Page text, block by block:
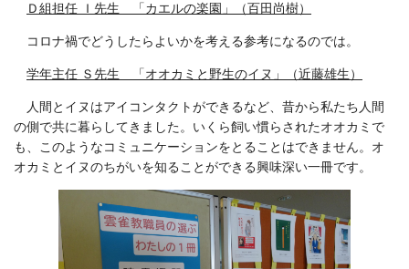
Ｄ組担任 Ｉ先生 「カエルの楽園」（百田尚樹）
コロナ禍でどうしたらよいかを考える参考になるのでは。
学年主任 Ｓ先生 「オオカミと野生のイヌ」（近藤雄生）
人間とイヌはアイコンタクトができるなど、昔から私たち人間
の側で共に暮らしてきました。いくら飼い慣らされたオオカミで
も、このようなコミュニケーションをとることはできません。オ
オカミとイヌのちがいを知ることができる興味深い一冊です。